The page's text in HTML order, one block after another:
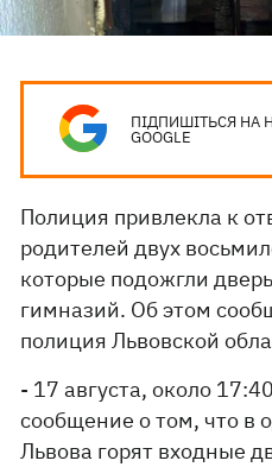
ПІДПИШІТЬСЯ НА
GOOGLE
Полиция привлекла к
родителей двух
которые подожгли
гимназий. Об этом
полиция Львовской
- 17 августа, около
сообщение о том, что в
Львова горят входные